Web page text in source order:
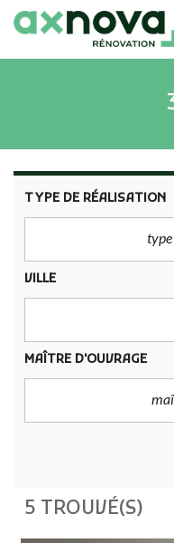
TYPE DE RÉALISATION
VILLE
MAÎTRE D'OUVRAGE
5 TROUVÉ(S)